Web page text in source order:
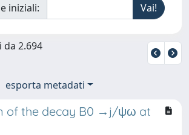
iniziali:
2.694
esporta metadati
of the decay B0 →j/ψω at